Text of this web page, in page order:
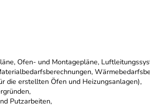
Ofen- und Montagepläne,
die erstellten Öfen und Heizungsanlagen),
Putzarbeiten,